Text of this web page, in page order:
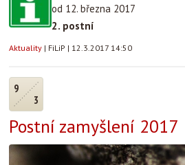
od 12. března 2017
2. postní
Aktuality | FiLiP | 12.3.2017 14:50
9
3
Postní zamyšlení 2017